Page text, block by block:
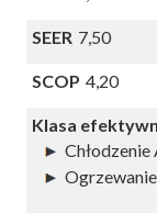
SEER 7,50
SCOP 4,20
Klasa
Chłodzenie